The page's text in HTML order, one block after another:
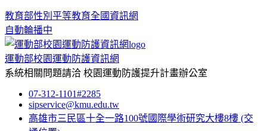
教育部性別平等教育全國資訊網
自動輪播中
運動部校園運動防護資訊網
系統相關問題請洽 校園運動防護提升計畫辦公室
07-312-1101#2285
sipservice@kmu.edu.tw
高雄市三民區十全一路100號國際學術研究大樓8樓 (交